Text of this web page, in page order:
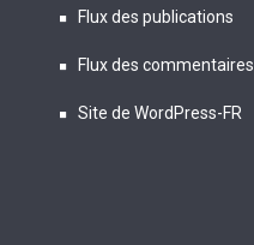
Flux des publications
Flux des commentaires
Site de WordPress-FR